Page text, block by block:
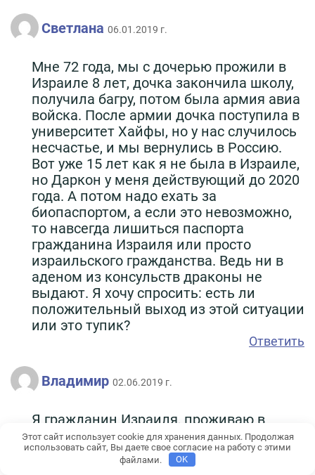
Светлана 06.01.2019 г.
Мне 72 года, мы с дочерью прожили в
Израиле 8 лет, дочка закончила школу,
получила багру, потом была армия авиа
войска. После армии дочка поступила в
университет Хайфы, но у нас случилось
несчастье, и мы вернулись в Россию.
Вот уже 15 лет как я не была в Израиле,
но Даркон у меня действующий до 2020
года. А потом надо ехать за
биопаспортом, а если это невозможно,
то навсегда лишиться паспорта
гражданина Израиля или просто
израильского гражданства. Ведь ни в
аденом из консульств драконы не
выдают. Я хочу спросить: есть ли
положительный выход из этой ситуации
или это тупик?
Ответить
Владимир 02.06.2019 г.
Я гражданин Израиля, проживаю в
России, не был в Израиле 22 года. Моя
дочь София окончила в этом году
обучение в школе по программе НААЛе,
Этот сайт использует cookie для хранения данных. Продолжая
использовать сайт, Вы даете свое согласие на работу с этими
файлами.
OK